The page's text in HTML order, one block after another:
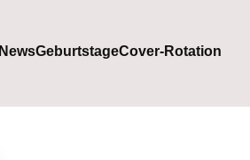
NewsGeburtstageCover-Rotation